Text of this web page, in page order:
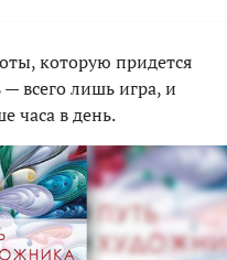
которую придется
всего лишь игра, и
часа в день.